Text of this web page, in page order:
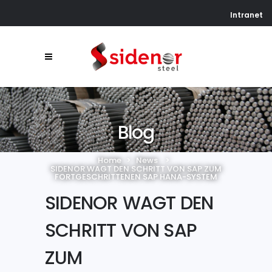
Intranet
Blog
Home > News >
SIDENOR WAGT DEN SCHRITT VON SAP ZUM
FORTGESCHRITTENEN SAP HANA-SYSTEM
SIDENOR WAGT DEN
SCHRITT VON SAP
ZUM